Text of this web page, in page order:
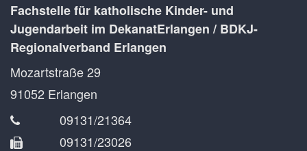
Fachstelle für katholische Kinder- und
Jugendarbeit im DekanatErlangen / BDKJ-
Regionalverband Erlangen
Mozartstraße 29
91052 Erlangen
09131/21364
09131/23026